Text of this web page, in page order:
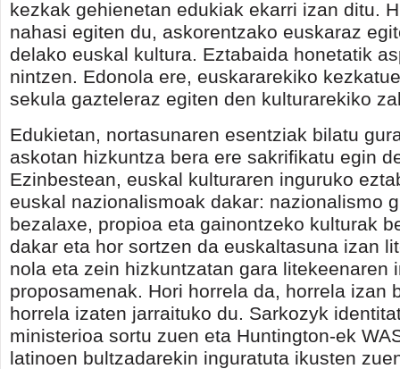
kezkak gehienetan edukiak ekarri izan ditu.
nahasi egiten du, askorentzako euskaraz
delako euskal kultura. Eztabaida honetatik
nintzen. Edonola ere, euskararekiko
sekula gazteleraz egiten den kulturarekiko
Edukietan, nortasunaren esentziak bilatu
askotan hizkuntza bera ere sakrifikatu egin
Ezinbestean, euskal kulturaren inguruko
euskal nazionalismoak dakar: nazionalismo
bezalaxe, propioa eta gainontzeko kulturak
dakar eta hor sortzen da euskaltasuna izan
nola eta zein hizkuntzatan gara litekeenaren
proposamenak. Hori horrela da, horrela izan
horrela izaten jarraituko du. Sarkozyk
ministerioa sortu zuen eta Huntington-ek
latinoen bultzadarekin inguratuta ikusten